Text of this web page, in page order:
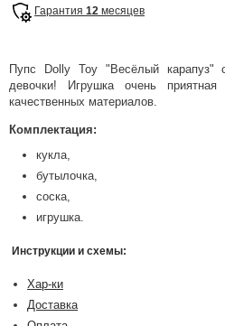
Гарантия 12 месяцев
Пупс Dolly Toy "Весёлый карапуз"
девочки! Игрушка очень
качественных материалов.
Комплектация:
кукла,
бутылочка,
соска,
игрушка.
Инструкции и схемы:
Хар-ки
Доставка